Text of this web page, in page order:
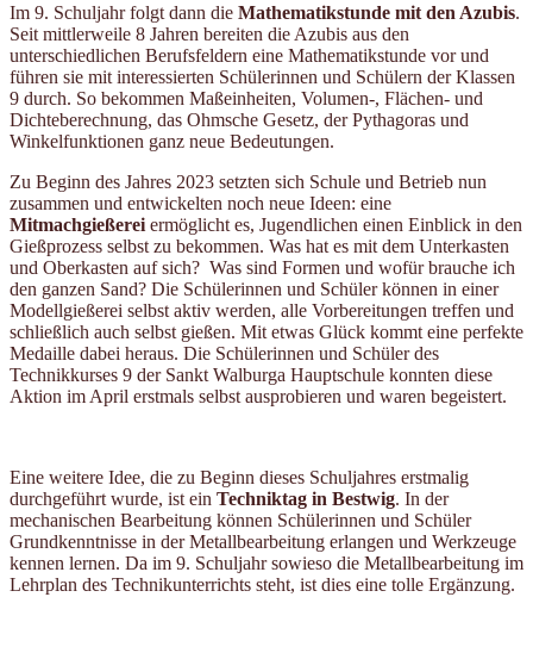
Im 9. Schuljahr folgt dann die Mathematikstunde mit den Azubis.
Seit mittlerweile 8 Jahren bereiten die Azubis aus den
unterschiedlichen Berufsfeldern eine Mathematikstunde vor und
führen sie mit interessierten Schülerinnen und Schülern der Klassen
9 durch. So bekommen Maßeinheiten, Volumen-, Flächen- und
Dichteberechnung, das Ohmsche Gesetz, der Pythagoras und
Winkelfunktionen ganz neue Bedeutungen.
Zu Beginn des Jahres 2023 setzten sich Schule und Betrieb nun
zusammen und entwickelten noch neue Ideen: eine
Mitmachgießerei ermöglicht es, Jugendlichen einen Einblick in den
Gießprozess selbst zu bekommen. Was hat es mit dem Unterkasten
und Oberkasten auf sich? Was sind Formen und wofür brauche ich
den ganzen Sand? Die Schülerinnen und Schüler können in einer
Modellgießerei selbst aktiv werden, alle Vorbereitungen treffen und
schließlich auch selbst gießen. Mit etwas Glück kommt eine perfekte
Medaille dabei heraus. Die Schülerinnen und Schüler des
Technikkurses 9 der Sankt Walburga Hauptschule konnten diese
Aktion im April erstmals selbst ausprobieren und waren begeistert.
Eine weitere Idee, die zu Beginn dieses Schuljahres erstmalig
durchgeführt wurde, ist ein Techniktag in Bestwig. In der
mechanischen Bearbeitung können Schülerinnen und Schüler
Grundkenntnisse in der Metallbearbeitung erlangen und Werkzeuge
kennen lernen. Da im 9. Schuljahr sowieso die Metallbearbeitung im
Lehrplan des Technikunterrichts steht, ist dies eine tolle Ergänzung.